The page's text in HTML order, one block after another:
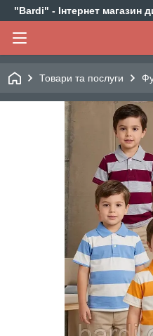
"Bardi" - Інтернет магазин
Товари та послуги